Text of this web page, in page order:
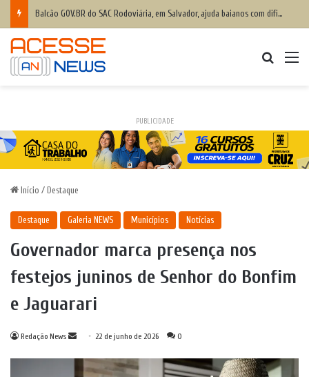
Balcão GOV.BR do SAC Rodoviária, em Salvador, ajuda baianos com dificuldades de acesso a serviços digitais
PUBLICIDADE
Início / Destaque
Destaque Galeria NEWS Municípios Notícias
Governador marca presença nos
festejos juninos de Senhor do Bonfim
e Jaguarari
Redação News
Mande22 de junho de 2026 0